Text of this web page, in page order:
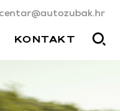
KONTAKT